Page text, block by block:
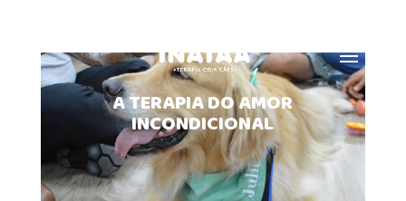
A TERAPIA DO AMOR
INCONDICIONAL